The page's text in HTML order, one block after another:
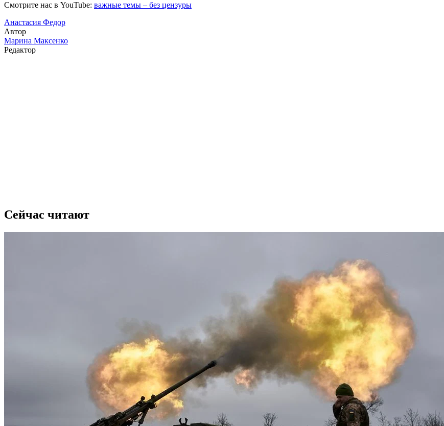
Смотрите нас в YouTube: важные темы – без цензуры
Анастасия Федор
Автор
Марина Максенко
Редактор
Сейчас читают